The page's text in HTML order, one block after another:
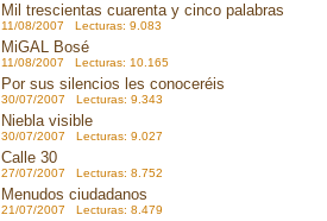
Mil trescientas cuarenta y cinco palabras
11/08/2007 Lecturas: 9.083
MiGAL Bosé
11/08/2007 Lecturas: 10.165
Por sus silencios les conoceréis
30/07/2007 Lecturas: 9.343
Niebla visible
30/07/2007 Lecturas: 9.027
Calle 30
27/07/2007 Lecturas: 8.752
Menudos ciudadanos
21/07/2007 Lecturas: 8.479